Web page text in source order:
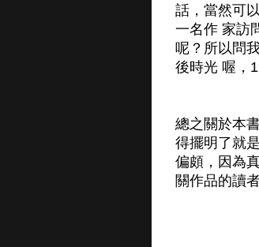
話，當然可
一名作 家訪
呢？所以問
後時光 喔，
總之關於本
得擺明了就
偏頗，因為
關作品的讀